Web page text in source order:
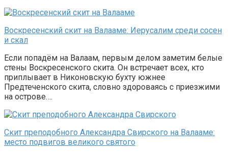
Воскресенский скит на Валааме: Иерусалим среди сосен
и скал
Если попадём на Валаам, первым делом заметим белые
стены Воскресенского скита. Он встречает всех, кто
приплывает в Никоновскую бухту южнее
Предтеченского скита, словно здороваясь с приезжими
на острове….
Скит преподобного Александра Свирского на Валааме:
место подвигов великого святого